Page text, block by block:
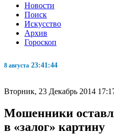
Новости
Поиск
Искусство
Архив
Гороскоп
8 августа 23:41:45
Вторник, 23 Декабрь 2014
Мошенники
в «залог» картину